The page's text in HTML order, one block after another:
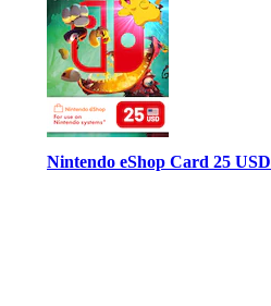
Nintendo eShop Card 25 USD